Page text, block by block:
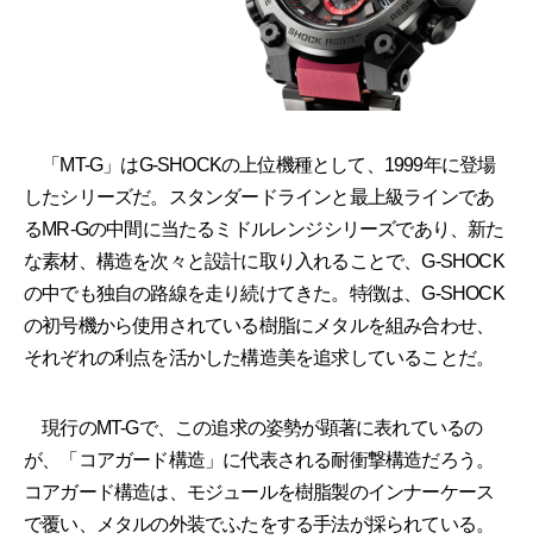
「MT-G」はG-SHOCKの上位機種として、1999年に登場
したシリーズだ。スタンダードラインと最上級ラインであ
るMR-Gの中間に当たるミドルレンジシリーズであり、新た
な素材、構造を次々と設計に取り入れることで、G-SHOCK
の中でも独自の路線を走り続けてきた。特徴は、G-SHOCK
の初号機から使用されている樹脂にメタルを組み合わせ、
それぞれの利点を活かした構造美を追求していることだ。
現行のMT-Gで、この追求の姿勢が顕著に表れているの
が、「コアガード構造」に代表される耐衝撃構造だろう。
コアガード構造は、モジュールを樹脂製のインナーケース
で覆い、メタルの外装でふたをする手法が採られている。